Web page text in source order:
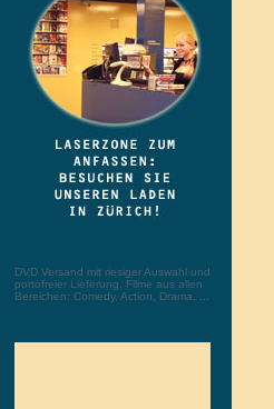
DVD Versand mit riesiger Auswahl und
portofreier Lieferung. Filme aus allen
Bereichen: Comedy, Action, Drama, ...